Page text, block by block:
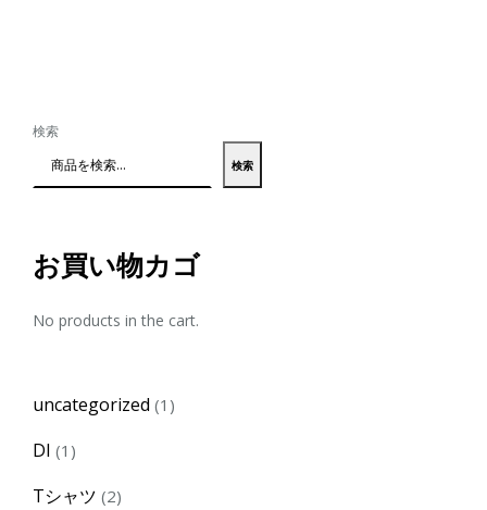
検索
検索
お買い物カゴ
No products in the cart.
uncategorized 1 1
DI 1 1
Tシャツ 22